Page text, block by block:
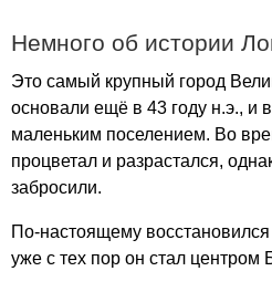
Немного об истории
Это самый крупный город
основали ещё в 43 году н.э., и
маленьким поселением. Во
процветал и разрастался,
забросили.
По-настоящему
уже с тех пор он стал центром